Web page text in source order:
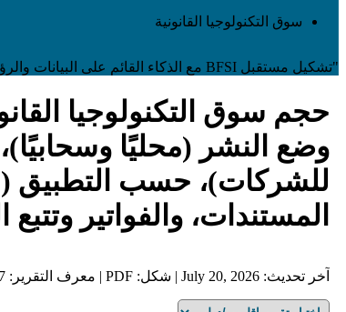
سوق التكنولوجيا القانونية
"تشكيل مستقبل BFSI مع الذكاء القائم على البيانات والرؤى الاستراتيجية"
حجم سوق التكنولوجيا
وضع النشر (محليًا
للشركات)، حسب التطبيق
المستندات، والفواتير وتتبع
آخر تحديث: July 20, 2026 | شكل: PDF | معرف التقرير: FBI109527